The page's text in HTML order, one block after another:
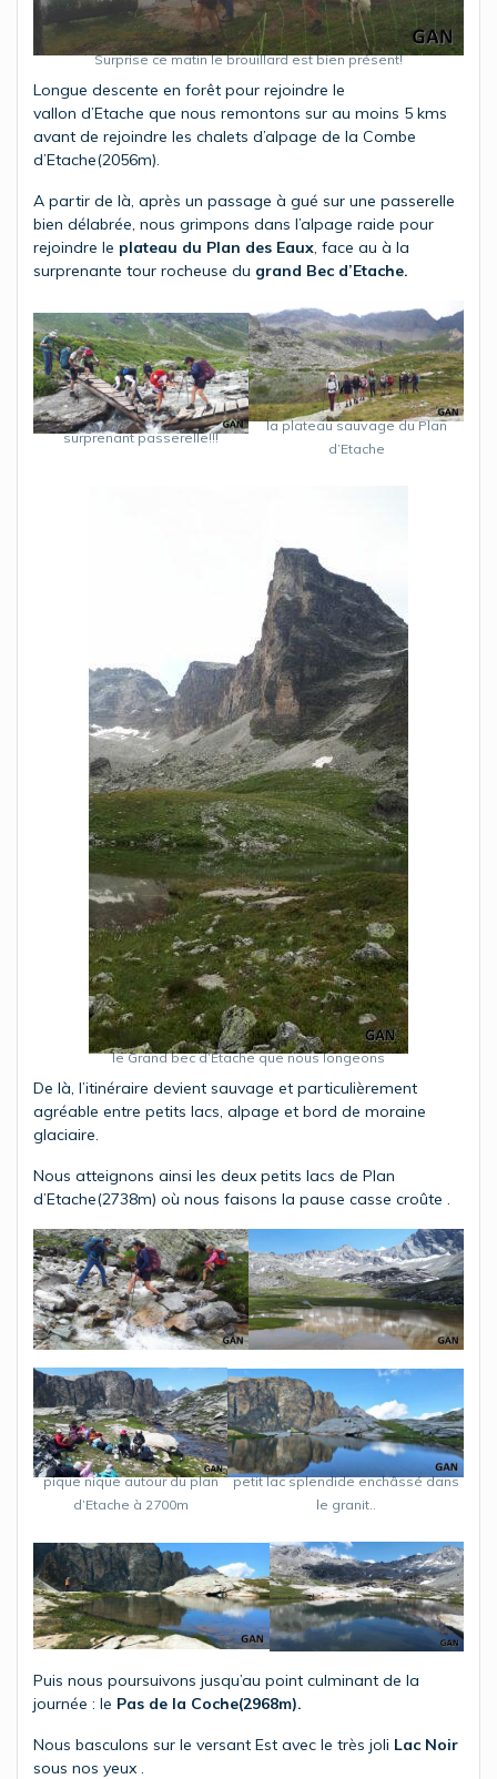
Surprise ce matin le brouillard est bien présent!
Longue descente en forêt pour rejoindre le
vallon d’Etache que nous remontons sur au moins 5 kms
avant de rejoindre les chalets d’alpage de la Combe
d’Etache(2056m).
A partir de là, après un passage à gué sur une passerelle
bien délabrée, nous grimpons dans l’alpage raide pour
rejoindre le plateau du Plan des Eaux, face au à la
surprenante tour rocheuse du grand Bec d’Etache.
surprenant passerelle!!!
la plateau sauvage du Plan
d’Etache
le Grand bec d’Etache que nous longeons
De là, l’itinéraire devient sauvage et particulièrement
agréable entre petits lacs, alpage et bord de moraine
glaciaire.
Nous atteignons ainsi les deux petits lacs de Plan
d’Etache(2738m) où nous faisons la pause casse croûte .
pique nique autour du plan
d’Etache à 2700m
petit lac splendide enchâssé dans
le granit..
Puis nous poursuivons jusqu’au point culminant de la
journée : le Pas de la Coche(2968m).
Nous basculons sur le versant Est avec le très joli Lac Noir
sous nos yeux .